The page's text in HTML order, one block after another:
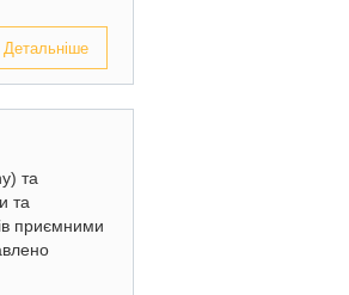
Детальніше
та
та
приємними